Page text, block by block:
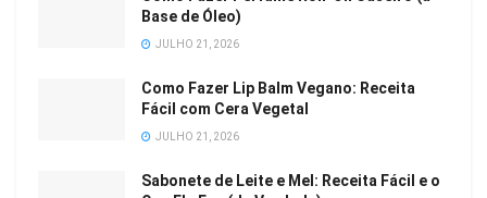
Base de Óleo)
JULHO 21, 2026
Como Fazer Lip Balm Vegano: Receita
Fácil com Cera Vegetal
JULHO 21, 2026
Sabonete de Leite e Mel: Receita Fácil e o